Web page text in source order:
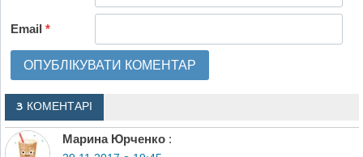
Email*
3 КОМЕНТАРІ
Марина Юрченко :